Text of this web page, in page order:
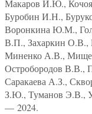
Макаров И.Ю.,
Буробин И.Н.,
Воронкина Ю.М.,
В.П., Захаркин
Миненко А.В.,
Остробородов В.В.,
Саракаева А.З.,
З.Ю., Туманов Э.В.,
— 2024.